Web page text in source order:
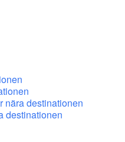
nära destinationen
destinationen